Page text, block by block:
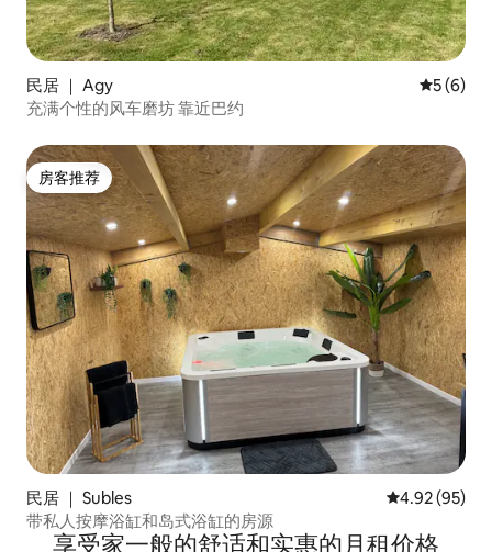
民居 ｜ Agy 平均评分
5 (6)
充满个性的风车磨坊 靠近巴约
房客推荐
房客推荐
民居 ｜ Subles 平均评分
4.92 (95)
带私人按摩浴缸和岛式浴缸的房源
享受家一般的舒适和实惠的月租价格